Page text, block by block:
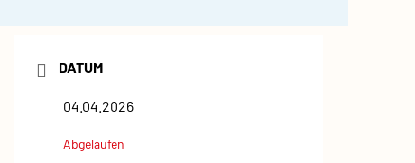
DATUM
04.04.2026
Abgelaufen